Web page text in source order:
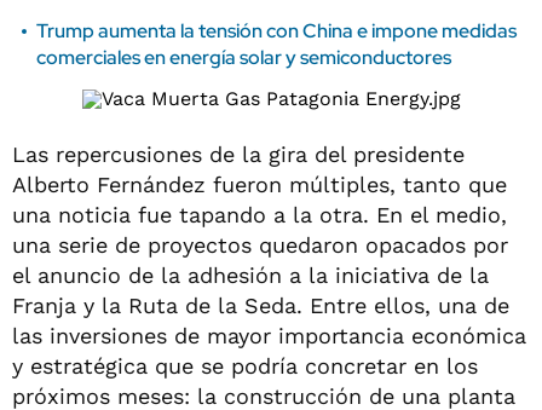
Trump aumenta la tensión con China e impone medidas
comerciales en energía solar y semiconductores
Las repercusiones de la gira del presidente
Alberto Fernández fueron múltiples, tanto que
una noticia fue tapando a la otra. En el medio,
una serie de proyectos quedaron opacados por
el anuncio de la adhesión a la iniciativa de la
Franja y la Ruta de la Seda. Entre ellos, una de
las inversiones de mayor importancia económica
y estratégica que se podría concretar en los
próximos meses: la construcción de una planta